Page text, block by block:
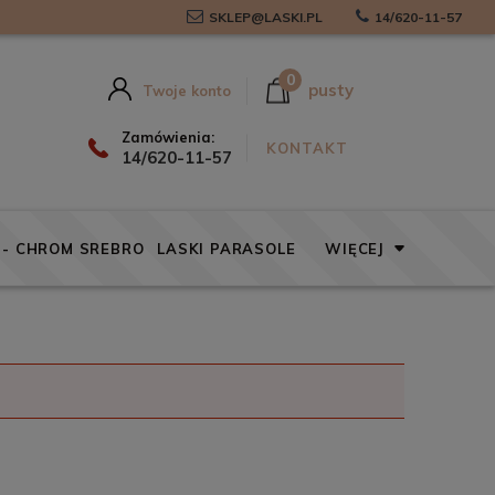
14/620-11-57
SKLEP@LASKI.PL
Twoje konto
0 pusty
Zamówienia:
14/620-11-57 KONTAKT
CHROM SREBRO LASKI PARASOLE WIĘCEJ